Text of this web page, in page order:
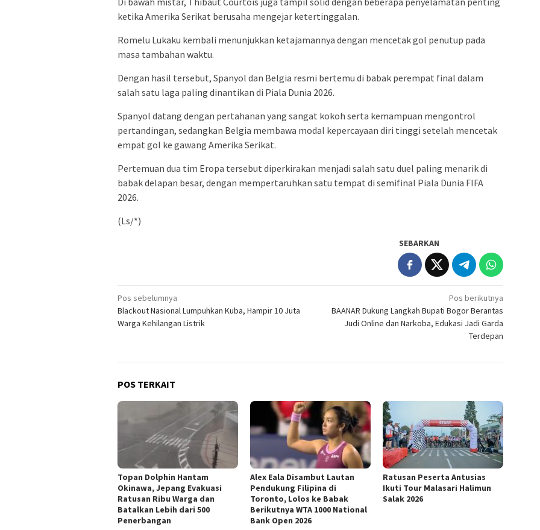
ketika Amerika Serikat berusaha mengejar ketertinggalan.
Romelu Lukaku kembali menunjukkan ketajamannya dengan mencetak gol penutup pada
masa tambahan waktu.
Dengan hasil tersebut, Spanyol dan Belgia resmi bertemu di babak perempat final dalam
salah satu laga paling dinantikan di Piala Dunia 2026.
Spanyol datang dengan pertahanan yang sangat kokoh serta kemampuan mengontrol
pertandingan, sedangkan Belgia membawa modal kepercayaan diri tinggi setelah mencetak
empat gol ke gawang Amerika Serikat.
Pertemuan dua tim Eropa tersebut diperkirakan menjadi salah satu duel paling menarik di
babak delapan besar, dengan mempertaruhkan satu tempat di semifinal Piala Dunia FIFA
2026.
(Ls/*)
SEBARKAN
Navigasi
pos
Pos sebelumnya
Blackout Nasional Lumpuhkan Kuba, Hampir 10 Juta
Warga Kehilangan Listrik
Pos berikutnya
BAANAR Dukung Langkah Bupati Bogor Berantas
Judi Online dan Narkoba, Edukasi Jadi Garda
Terdepan
POS TERKAIT
Topan Dolphin Hantam
Okinawa, Jepang Evakuasi
Ratusan Ribu Warga dan
Batalkan Lebih dari 500
Penerbangan
Alex Eala Disambut Lautan
Pendukung Filipina di
Toronto, Lolos ke Babak
Berikutnya WTA 1000 National
Bank Open 2026
Ratusan Peserta Antusias
Ikuti Tour Malasari Halimun
Salak 2026